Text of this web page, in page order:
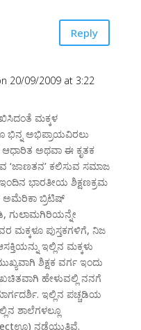
Reply
20/09/2009 at 3:22
ಮಕ್ಕಳ
ಭಿನ್ನ ಅಭಿಪ್ರಾಯವಿರಲು
ಆಧಾರಿತ ಅಥವಾ ಈ ಕೃತಕ
‘ಜಾಣತನ’ ಕಲಿಸುವ ಸಮಾಜ
ಭಾರತೀಯ ಶಿಕ್ಷಣಕ್ರಮ
ಅಮೆರಿಕಾ ಬ್ರಿಟಿಷ್
ಗುಲಾಮಗಿರಿಯನ್ನೇ
ಮಕ್ಕಳೂ ಪುಸ್ತಕಗಳಿಗೆ, ನಿಜ
ಇಲ್ಲಿನ ಮಕ್ಕಳು
ಶಿಕ್ಷಕ ವರ್ಗ ಇಂದು
ಹೇಳುವಲ್ಲಿ ನನಗೆ
ಇಲ್ಲಿನ ಪಚ್ಚಡಿಯ
ಶಾಲೆಗಳಲ್ಲೂ
ನಡೆಯುತ್ತಿವೆ.